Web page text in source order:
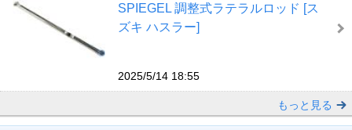
SPIEGEL 調整式ラテラルロッド [ス
ズキ ハスラー]
2025/5/14 18:55
もっと見る